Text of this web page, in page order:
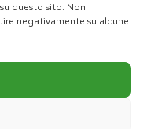
questo sito. Non
negativamente su alcune